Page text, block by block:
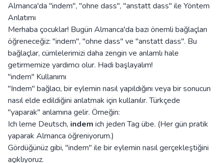
Almanca'da "indem", "ohne dass", "anstatt dass" ile Yöntem
Anlatımı
Merhaba çocuklar! Bugün Almanca'da bazı önemli bağlaçları
öğreneceğiz: "indem", "ohne dass" ve "anstatt dass". Bu
bağlaçlar, cümlelerimizi daha zengin ve anlamlı hale
getirmemize yardımcı olur. Hadi başlayalım!
"indem" Kullanımı
"Indem" bağlacı, bir eylemin nasıl yapıldığını veya bir sonucun
nasıl elde edildiğini anlatmak için kullanılır. Türkçede
"yaparak" anlamına gelir. Örneğin:
Ich lerne Deutsch, indem ich jeden Tag übe. (Her gün pratik
yaparak Almanca öğreniyorum.)
Gördüğünüz gibi, "indem" ile bir eylemin nasıl gerçekleştiğini
açıklıyoruz.